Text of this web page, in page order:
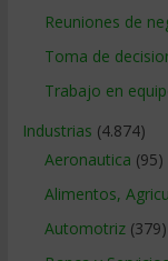
Reuniones de
Toma de
Trabajo en
Industrias (4.874)
Aeronautica (95)
Alimentos,
Automotriz(379)